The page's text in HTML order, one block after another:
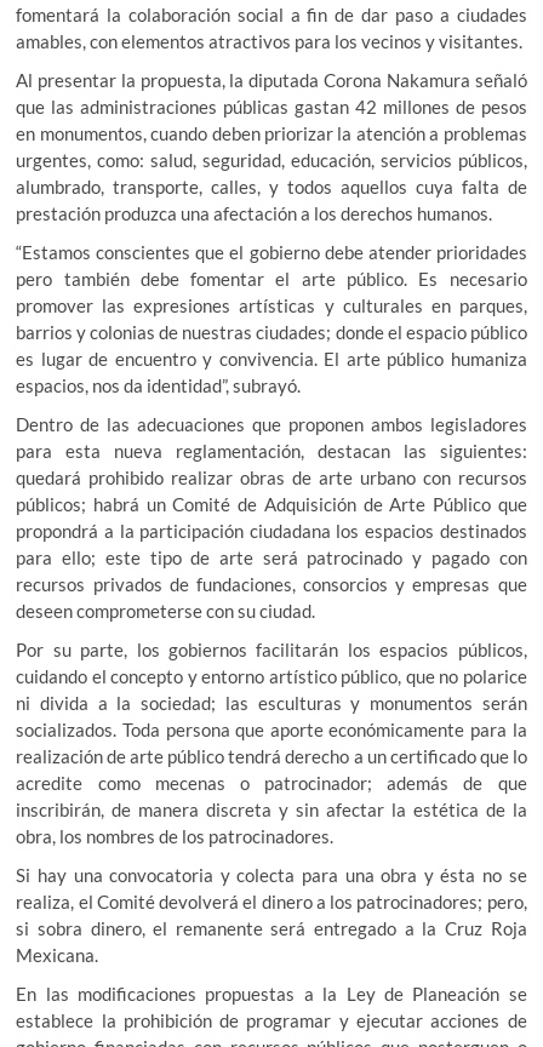
fomentará la colaboración social a fin de dar paso a ciudades
amables, con elementos atractivos para los vecinos y visitantes.
Al presentar la propuesta, la diputada Corona Nakamura señaló
que las administraciones públicas gastan 42 millones de pesos
en monumentos, cuando deben priorizar la atención a problemas
urgentes, como: salud, seguridad, educación, servicios públicos,
alumbrado, transporte, calles, y todos aquellos cuya falta de
prestación produzca una afectación a los derechos humanos.
“Estamos conscientes que el gobierno debe atender prioridades
pero también debe fomentar el arte público. Es necesario
promover las expresiones artísticas y culturales en parques,
barrios y colonias de nuestras ciudades; donde el espacio público
es lugar de encuentro y convivencia. El arte público humaniza
espacios, nos da identidad”, subrayó.
Dentro de las adecuaciones que proponen ambos legisladores
para esta nueva reglamentación, destacan las siguientes:
quedará prohibido realizar obras de arte urbano con recursos
públicos; habrá un Comité de Adquisición de Arte Público que
propondrá a la participación ciudadana los espacios destinados
para ello; este tipo de arte será patrocinado y pagado con
recursos privados de fundaciones, consorcios y empresas que
deseen comprometerse con su ciudad.
Por su parte, los gobiernos facilitarán los espacios públicos,
cuidando el concepto y entorno artístico público, que no polarice
ni divida a la sociedad; las esculturas y monumentos serán
socializados. Toda persona que aporte económicamente para la
realización de arte público tendrá derecho a un certificado que lo
acredite como mecenas o patrocinador; además de que
inscribirán, de manera discreta y sin afectar la estética de la
obra, los nombres de los patrocinadores.
Si hay una convocatoria y colecta para una obra y ésta no se
realiza, el Comité devolverá el dinero a los patrocinadores; pero,
si sobra dinero, el remanente será entregado a la Cruz Roja
Mexicana.
En las modificaciones propuestas a la Ley de Planeación se
establece la prohibición de programar y ejecutar acciones de